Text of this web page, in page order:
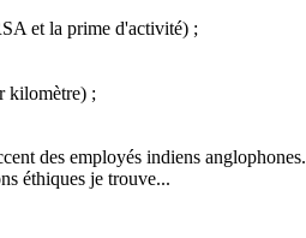
et la prime d'activité) ;
kilomètre) ;
des employés indiens anglophones.
éthiques je trouve...